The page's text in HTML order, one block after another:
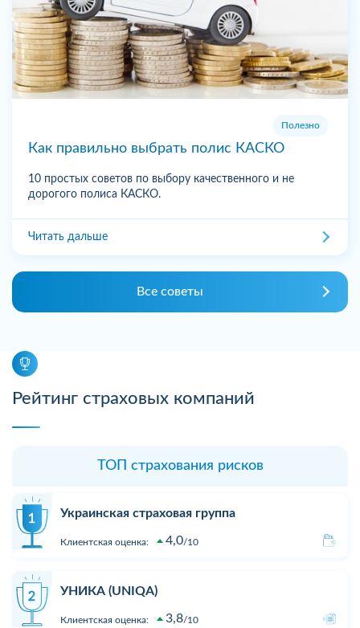
Полезно
Как правильно выбрать полис КАСКО
10 простых советов по выбору качественного и не
дорогого полиса КАСКО.
Читать дальше
Все советы
Рейтинг страховых компаний
ТОП страхования рисков
Украинская страховая группа
Клиентская оценка: 4,0 10
УНИКА (UNIQA)
Клиентская оценка: 3,8 10